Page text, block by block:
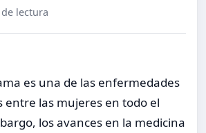
lectura
es una de las enfermedades
entre las mujeres en todo el
los avances en la medicina